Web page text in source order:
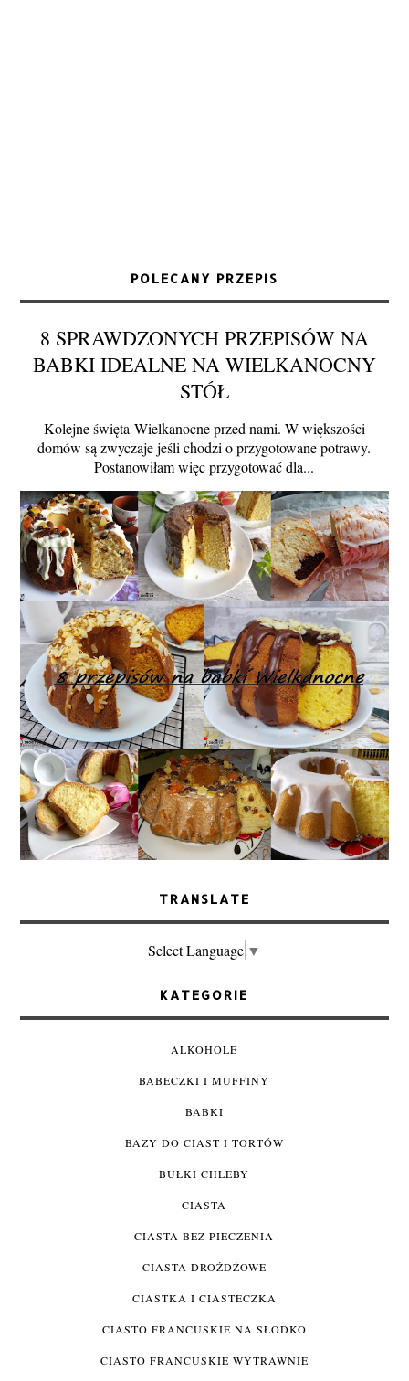
POLECANY PRZEPIS
8 SPRAWDZONYCH PRZEPISÓW NA
BABKI IDEALNE NA WIELKANOCNY
STÓŁ
Kolejne święta Wielkanocne przed nami. W większości
domów są zwyczaje jeśli chodzi o przygotowane potrawy.
Postanowiłam więc przygotować dla...
TRANSLATE
Select Language ▼
KATEGORIE
ALKOHOLE
BABECZKI I MUFFINY
BABKI
BAZY DO CIAST I TORTÓW
BUŁKI CHLEBY
CIASTA
CIASTA BEZ PIECZENIA
CIASTA DROŻDŻOWE
CIASTKA I CIASTECZKA
CIASTO FRANCUSKIE NA SŁODKO
CIASTO FRANCUSKIE WYTRAWNIE